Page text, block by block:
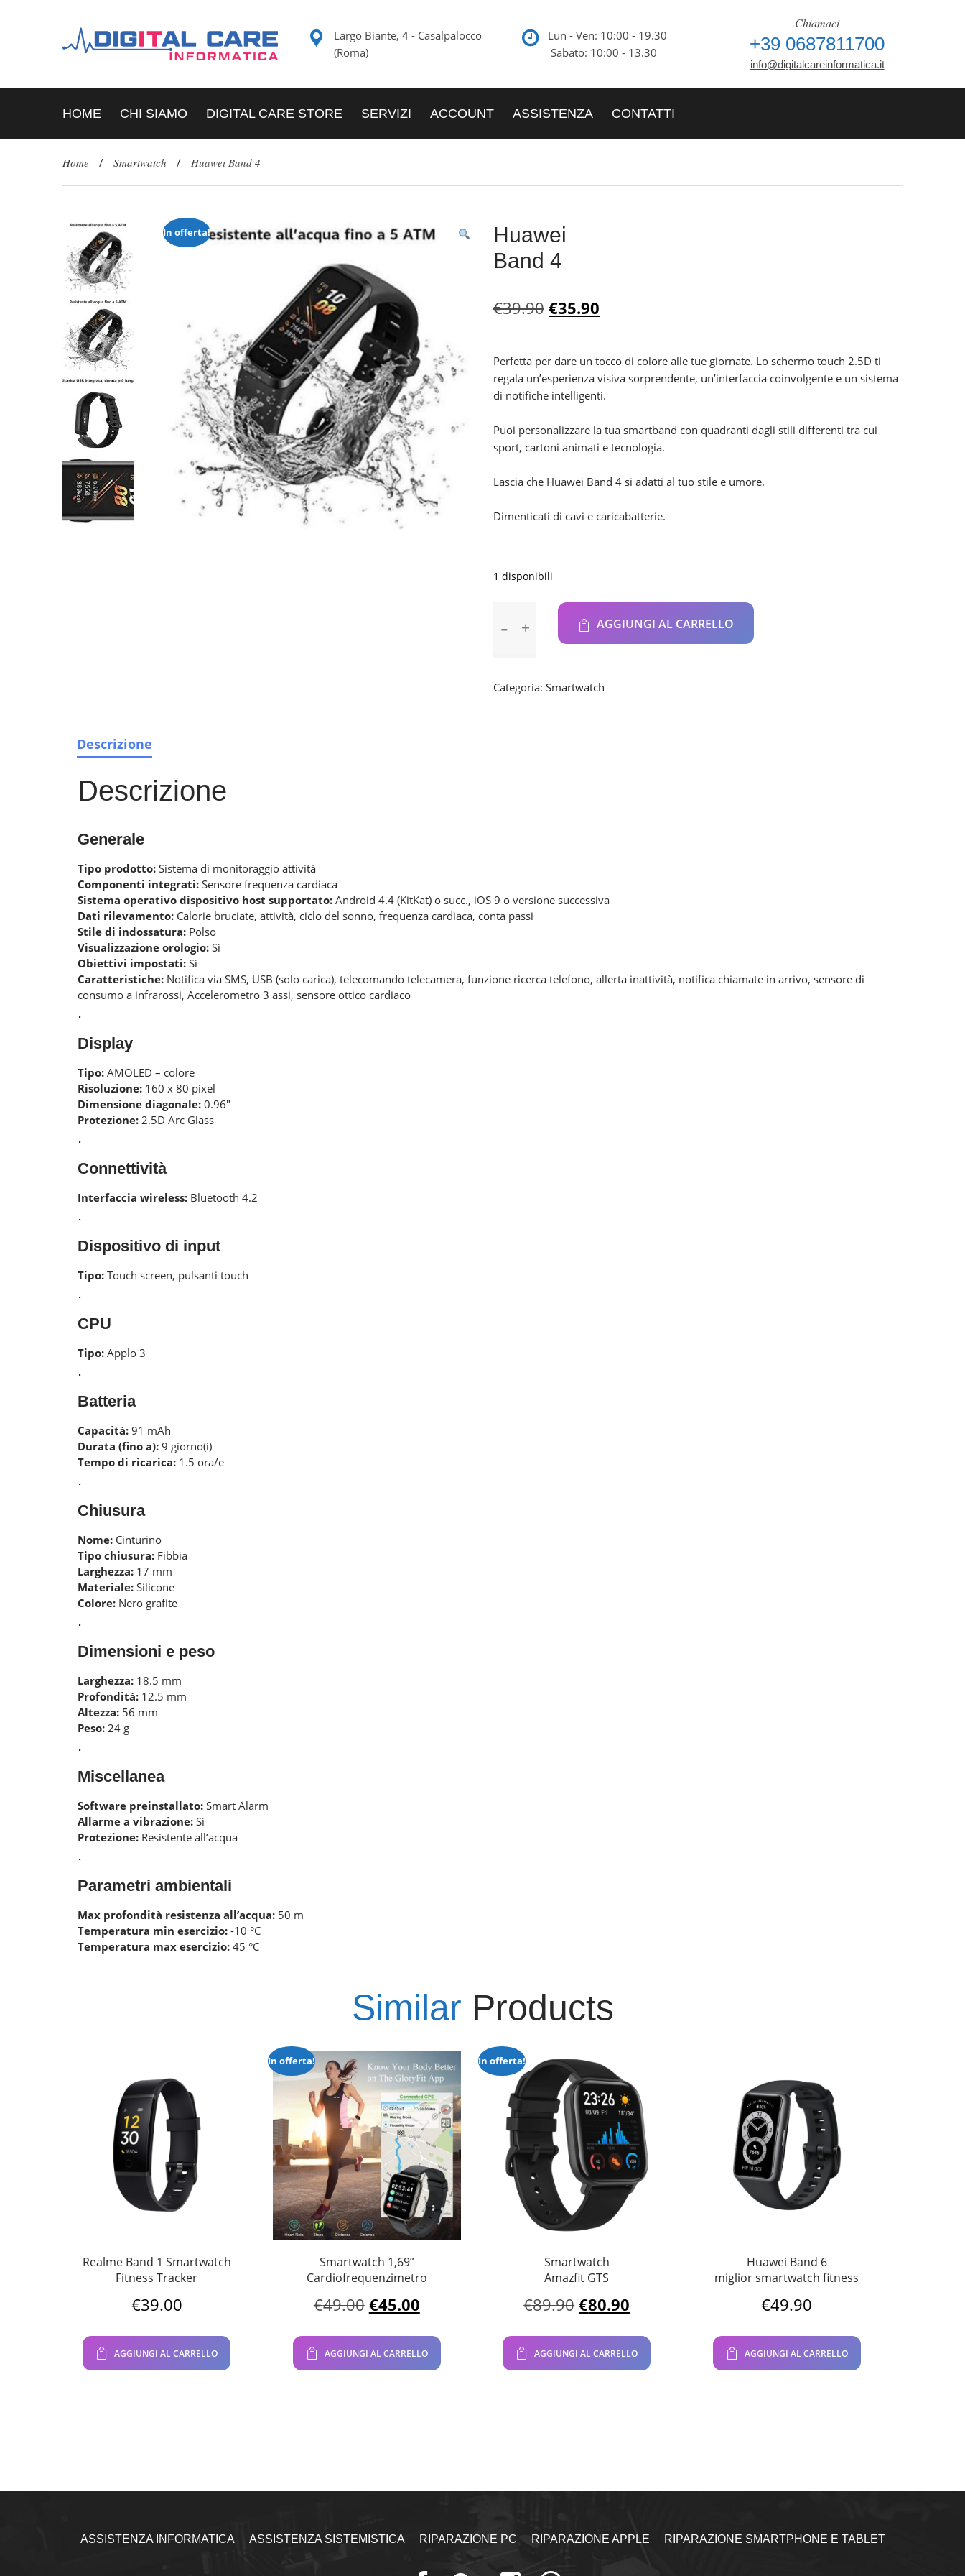
Largo Biante, 4 - Casalpalocco
(Roma)
Lun - Ven: 10:00 - 19.30
Sabato: 10:00 - 13.30
Chiamaci
+39 0687811700
info@digitalcareinformatica.it
HOME CHI SIAMO DIGITAL CARE STORE SERVIZI ACCOUNT ASSISTENZA CONTATTI
Home / Smartwatch / Huawei Band 4
In offerta!
Huawei
Band 4
€39.90 Il
prezzo
originale
era:
€39.90.
€35.90
prezzo
attuale
è:
€35.90.
Perfetta per dare un tocco di colore alle tue giornate. Lo schermo touch 2.5D ti
regala un’esperienza visiva sorprendente, un’interfaccia coinvolgente e un sistema
di notifiche intelligenti.
Puoi personalizzare la tua smartband con quadranti dagli stili differenti tra cui
sport, cartoni animati e tecnologia.
Lascia che Huawei Band 4 si adatti al tuo stile e umore.
Dimenticati di cavi e caricabatterie.
1 disponibili
Band
AGGIUNGI AL CARRELLO
Categoria: Smartwatch
Descrizione
Descrizione
Generale
Tipo prodotto: Sistema di monitoraggio attività
Componenti integrati: Sensore frequenza cardiaca
Sistema operativo dispositivo host supportato: Android 4.4 (KitKat) o succ., iOS 9 o versione successiva
Dati rilevamento: Calorie bruciate, attività, ciclo del sonno, frequenza cardiaca, conta passi
Stile di indossatura: Polso
Visualizzazione orologio: Sì
Obiettivi impostati: Sì
Caratteristiche: Notifica via SMS, USB (solo carica), telecomando telecamera, funzione ricerca telefono, allerta inattività, notifica chiamate in arrivo, sensore di
consumo a infrarossi, Accelerometro 3 assi, sensore ottico cardiaco
.
Display
Tipo: AMOLED – colore
Risoluzione: 160 x 80 pixel
Dimensione diagonale: 0.96″
Protezione: 2.5D Arc Glass
.
Connettività
Interfaccia wireless: Bluetooth 4.2
.
Dispositivo di input
Tipo: Touch screen, pulsanti touch
.
CPU
Tipo: Applo 3
.
Batteria
Capacità: 91 mAh
Durata (fino a): 9 giorno(i)
Tempo di ricarica: 1.5 ora/e
.
Chiusura
Nome: Cinturino
Tipo chiusura: Fibbia
Larghezza: 17 mm
Materiale: Silicone
Colore: Nero grafite
.
Dimensioni e peso
Larghezza: 18.5 mm
Profondità: 12.5 mm
Altezza: 56 mm
Peso: 24 g
.
Miscellanea
Software preinstallato: Smart Alarm
Allarme a vibrazione: Sì
Protezione: Resistente all’acqua
.
Parametri ambientali
Max profondità resistenza all’acqua: 50 m
Temperatura min esercizio: -10 °C
Temperatura max esercizio: 45 °C
Similar Products
Realme Band 1 Smartwatch
Fitness Tracker
€39.00
AGGIUNGI AL CARRELLO
In offerta!
Smartwatch 1,69”
Cardiofrequenzimetro
€49.00 Il
prezzo
originale
era:
€49.00.
€45.00Il
prezzo
attuale
è:
€45.00.
AGGIUNGI AL CARRELLO
In offerta!
Smartwatch
Amazfit GTS
€89.90Il
prezzo
originale
era:
€89.90.
€80.90
prezzo
attuale
è:
€80.90.
AGGIUNGI AL CARRELLO
Huawei Band 6
miglior smartwatch fitness
€49.90
AGGIUNGI AL CARRELLO
ASSISTENZA INFORMATICA ASSISTENZA SISTEMISTICA RIPARAZIONE PC RIPARAZIONE APPLE RIPARAZIONE SMARTPHONE E TABLET